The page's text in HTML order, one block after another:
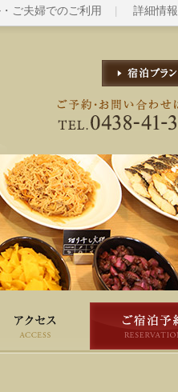
ご夫婦でのご利用 詳細情報
セス ご宿泊予約